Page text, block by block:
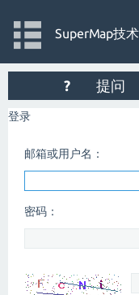
SuperMap技
? 提问
登录
邮箱或用户名：
密码：